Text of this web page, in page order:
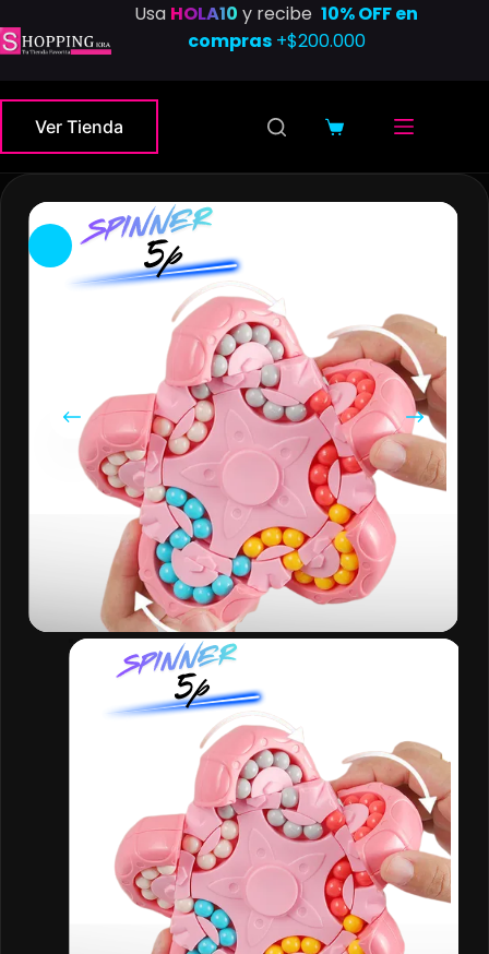
al
Usa HOLA10 y recibe10% OFF en
compras+$200.000
Ver Tienda
Carro